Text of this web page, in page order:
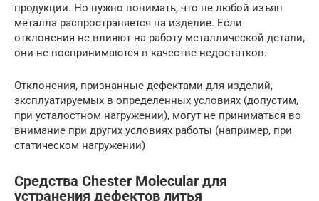
продукции. Но нужно понимать, что не любой изъян
металла распространяется на изделие. Если
отклонения не влияют на работу металлической детали,
они не воспринимаются в качестве недостатков.
Отклонения, признанные дефектами для изделий,
эксплуатируемых в определенных условиях (допустим,
при усталостном нагружении), могут не приниматься во
внимание при других условиях работы (например, при
статическом нагружении)
Средства Chester Molecular для
устранения дефектов литья